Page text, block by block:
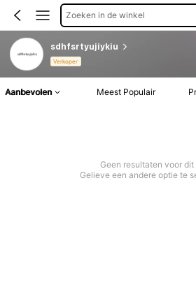
Zoeken in de winkel
sdhfsrtyujiykiu
Verkoper
Aanbevolen Meest Populair
Geen resultaten voor dit
Gelieve een andere optie te